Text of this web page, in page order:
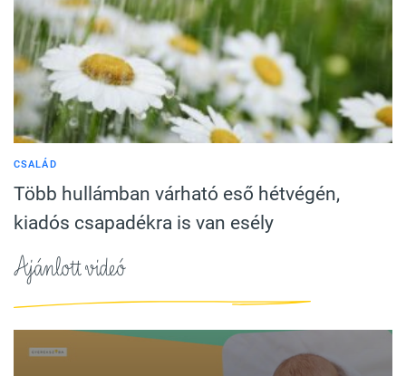
CSALÁD
Több hullámban várható eső hétvégén,
kiadós csapadékra is van esély
Ajánlott videó